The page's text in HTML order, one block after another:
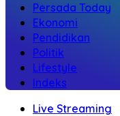
Persada Today
Ekonomi
Pendidikan
Politik
Lifestyle
Indeks
Live Streaming